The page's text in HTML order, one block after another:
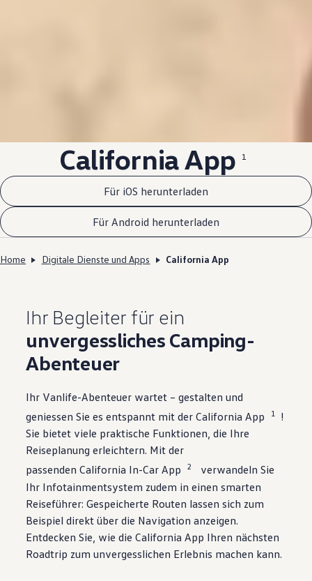
California App 1
Für iOS herunterladen
Für Android herunterladen
Home Digitale Dienste und Apps California App
Ihr Begleiter für ein
unvergessliches Camping-
Abenteuer
Ihr Vanlife-Abenteuer wartet – gestalten und
geniessen Sie es entspannt mit der California App
1
!
Sie bietet viele praktische Funktionen, die Ihre
Reiseplanung erleichtern. Mit der
passenden California In-Car App
2
verwandeln Sie
Ihr Infotainmentsystem zudem in einen smarten
Reiseführer: Gespeicherte Routen lassen sich zum
Beispiel direkt über die Navigation anzeigen.
Entdecken Sie, wie die California App Ihren nächsten
Roadtrip zum unvergesslichen Erlebnis machen kann.